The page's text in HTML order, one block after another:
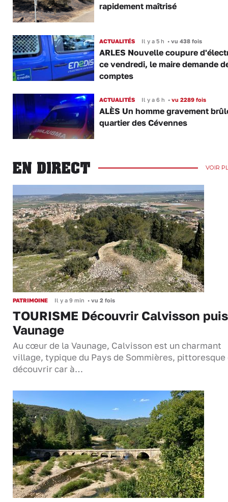
rapidement maîtrisé
ACTUALITÉS Il y a 5 h •vu 438 fois
ARLES Nouvelle coupure
ce vendredi, le maire demande
comptes
ACTUALITÉS Il y a 6 h •vu 2289 fois
ALÈS Un homme gravement
quartier des Cévennes
EN DIRECT VOIR
PATRIMOINE Il y a 9 min • vu 2 fois
TOURISME Découvrir Calvisson
Vaunage
Au cœur de la Vaunage, Calvisson est un charmant
village, typique du Pays de Sommières, pittoresque
découvrir car à…